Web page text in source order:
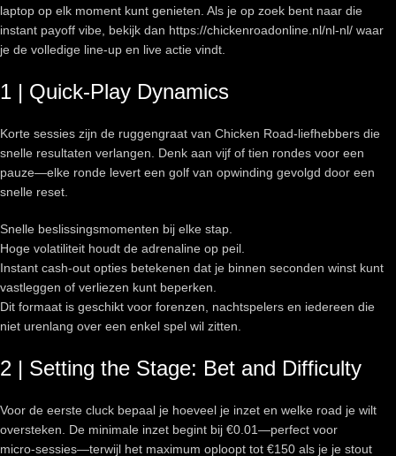
laptop op elk moment kunt genieten. Als je op zoek bent naar die
instant payoff vibe, bekijk dan https://chickenroadonline.nl/nl-nl/ waar
je de volledige line-up en live actie vindt.
1 | Quick‑Play Dynamics
Korte sessies zijn de ruggengraat van Chicken Road‑liefhebbers die
snelle resultaten verlangen. Denk aan vijf of tien rondes voor een
pauze—elke ronde levert een golf van opwinding gevolgd door een
snelle reset.
Snelle beslissingsmomenten bij elke stap.
Hoge volatiliteit houdt de adrenaline op peil.
Instant cash‑out opties betekenen dat je binnen seconden winst kunt
vastleggen of verliezen kunt beperken.
Dit formaat is geschikt voor forenzen, nachtspelers en iedereen die
niet urenlang over een enkel spel wil zitten.
2 | Setting the Stage: Bet and Difficulty
Voor de eerste cluck bepaal je hoeveel je inzet en welke road je wilt
oversteken. De minimale inzet begint bij €0.01—perfect voor
micro‑sessies—terwijl het maximum oploopt tot €150 als je je stout